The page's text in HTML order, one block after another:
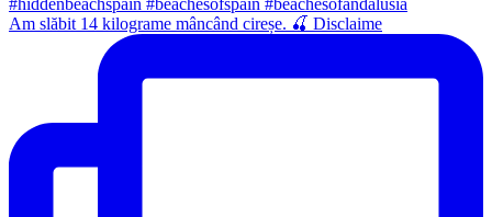
Am slăbit 14 kilograme mâncând cireșe. 🍒 Disclaime